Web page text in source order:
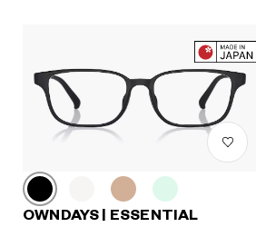
OWNDAYS | ESSENTIAL